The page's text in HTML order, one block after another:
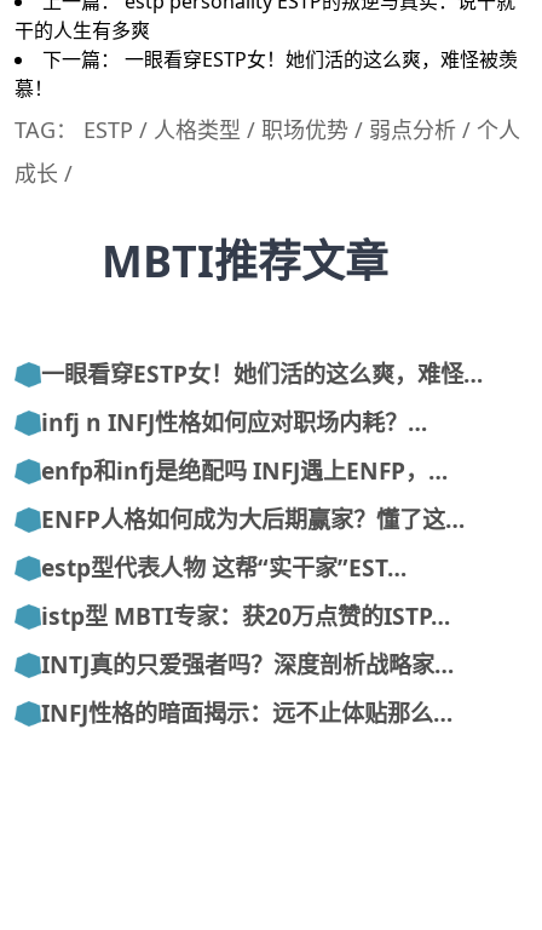
干的人生有多爽
下一篇： 一眼看穿ESTP女！她们活的这么爽，难怪被羡
慕！
TAG： ESTP / 人格类型 / 职场优势 / 弱点分析 / 个人
成长 /
MBTI推荐文章
一眼看穿ESTP女！她们活的这么爽，难怪…
infj n INFJ性格如何应对职场内耗？…
enfp和infj是绝配吗 INFJ遇上ENFP，…
ENFP人格如何成为大后期赢家？懂了这…
estp型代表人物 这帮“实干家”EST…
istp型 MBTI专家：获20万点赞的ISTP…
INTJ真的只爱强者吗？深度剖析战略家…
INFJ性格的暗面揭示：远不止体贴那么…